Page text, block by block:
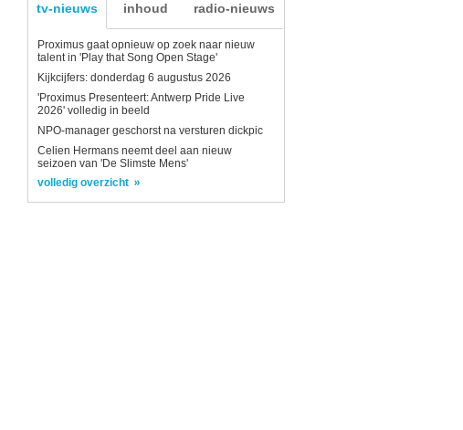
tv-nieuws inhoud radio-nieuws
Proximus gaat opnieuw op zoek naar nieuw
talent in 'Play that Song Open Stage'
Kijkcijfers: donderdag 6 augustus 2026
'Proximus Presenteert: Antwerp Pride Live
2026' volledig in beeld
NPO-manager geschorst na versturen dickpic
Celien Hermans neemt deel aan nieuw
seizoen van 'De Slimste Mens'
volledig overzicht